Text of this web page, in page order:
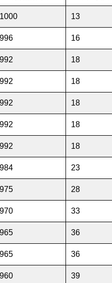
1000 13
996 16
992 18
992 18
992 18
992 18
992 18
984 23
975 28
970 33
965 36
965 36
960 39